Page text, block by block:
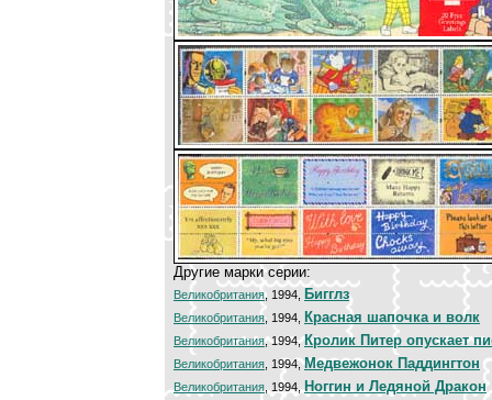
Другие марки серии:
Великобритания, 1994, Бигглз
Великобритания, 1994, Красная шапочка и волк
Великобритания, 1994,Кролик Питер опускает
Великобритания , 1994,Медвежонок Паддингтон
Великобритания , 1994, Ноггин и Ледяной Дракон